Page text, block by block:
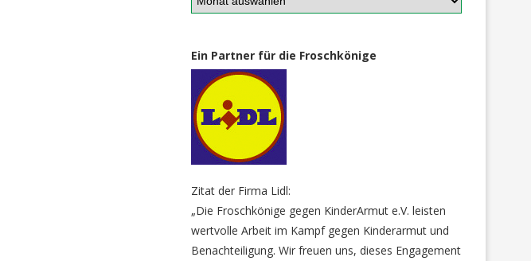
Ein Partner für die Froschkönige
Zitat der Firma Lidl:
„Die Froschkönige gegen KinderArmut e.V. leisten
wertvolle Arbeit im Kampf gegen Kinderarmut und
Benachteiligung. Wir freuen uns, dieses Engagement